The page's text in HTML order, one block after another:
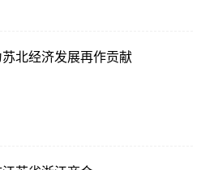
北经济发展再作贡献